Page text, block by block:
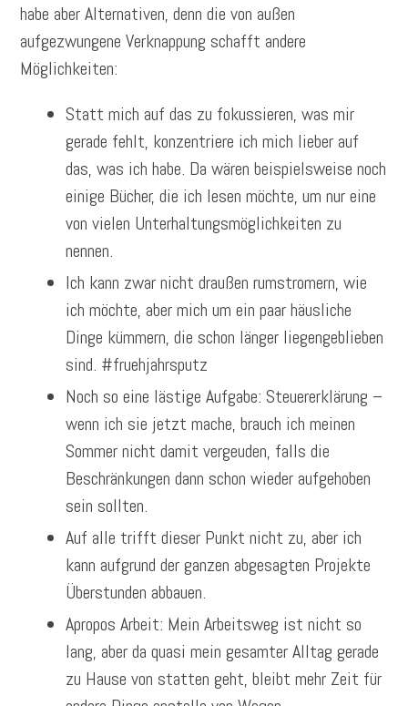
habe aber Alternativen, denn die von außen
aufgezwungene Verknappung schafft andere
Möglichkeiten:
Statt mich auf das zu fokussieren, was mir
gerade fehlt, konzentriere ich mich lieber auf
das, was ich habe. Da wären beispielsweise noch
einige Bücher, die ich lesen möchte, um nur eine
von vielen Unterhaltungsmöglichkeiten zu
nennen.
Ich kann zwar nicht draußen rumstromern, wie
ich möchte, aber mich um ein paar häusliche
Dinge kümmern, die schon länger liegengeblieben
sind. #fruehjahrsputz
Noch so eine lästige Aufgabe: Steuererklärung –
wenn ich sie jetzt mache, brauch ich meinen
Sommer nicht damit vergeuden, falls die
Beschränkungen dann schon wieder aufgehoben
sein sollten.
Auf alle trifft dieser Punkt nicht zu, aber ich
kann aufgrund der ganzen abgesagten Projekte
Überstunden abbauen.
Apropos Arbeit: Mein Arbeitsweg ist nicht so
lang, aber da quasi mein gesamter Alltag gerade
zu Hause von statten geht, bleibt mehr Zeit für